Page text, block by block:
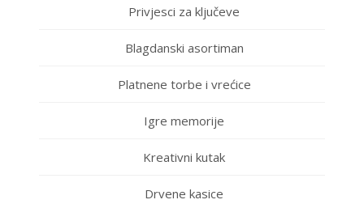
Privjesci za ključeve
Blagdanski asortiman
Platnene torbe i vrećice
Igre memorije
Kreativni kutak
Drvene kasice